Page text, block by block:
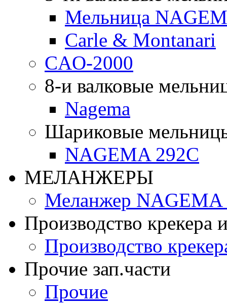
Мельница
Carle & Montanari
CAO-2000
8-и валковые
Nagema
Шариковые
NAGEMA 292C
МЕЛАНЖЕРЫ
Меланжер NAGEMA
Производство крекера
Производство
Прочие зап.части
Прочие